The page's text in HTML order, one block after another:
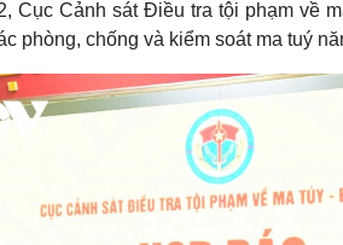
Phân tích
món ngon
Đời sống
Nhà đẹp
Blog
Tình yêu - Gia đình
Cục Cảnh sát Điều tra tội phạm về
phòng, chống và kiểm soát ma tuý